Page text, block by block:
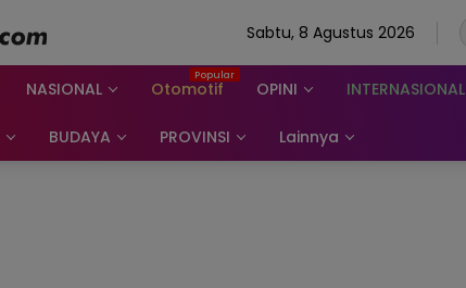
Sabtu, 8 Agustus 2026
NASIONAL Otomotif OPINI INTERNASIONAL
BUDAYA PROVINSI Lainnya